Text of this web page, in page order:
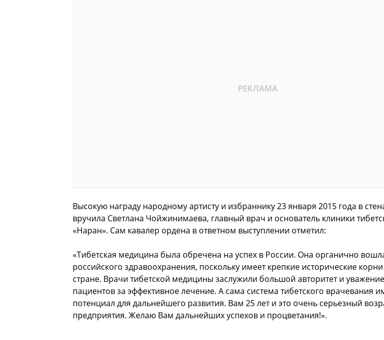
Высокую награду народному артисту и избраннику 23 января 2015 года в
вручила Светлана Чойжинимаева, главный врач и основатель клиники
«Наран». Сам кавалер ордена в ответном выступлении отметил:
«Тибетская медицина была обречена на успех в России. Она органично
российского здравоохранения, поскольку имеет крепкие исторические
стране. Врачи тибетской медицины заслужили большой авторитет и
пациентов за эффективное лечение. А сама система тибетского врачевания
потенциал для дальнейшего развития. Вам 25 лет и это очень серьезный
предприятия. Желаю Вам дальнейших успехов и процветания!».